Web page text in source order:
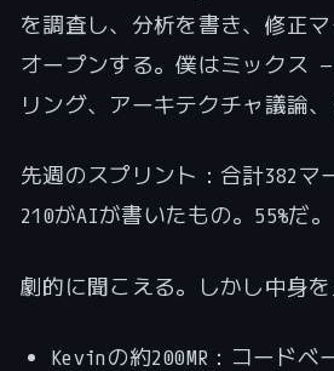
を調査し、分析を書き、修正
オープンする。僕はミックス
リング、アーキテクチャ議論、
先週のスプリント：合計382マ
210がAIが書いたもの。55%だ。
劇的に聞こえる。しかし中身を
Kevinの約200MR：コードベ